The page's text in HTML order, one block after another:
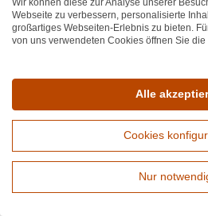
*Alle Preise inkl. MwST zzgl.
Copyright © 2010 - 2026
Erweiterte
Wir können diese zur Analyse unserer
Webseite zu verbessern, personalisierte
großartiges Webseiten-Erlebnis zu bieten.
von uns verwendeten Cookies öffnen Sie
Alle
Cookies
Nur